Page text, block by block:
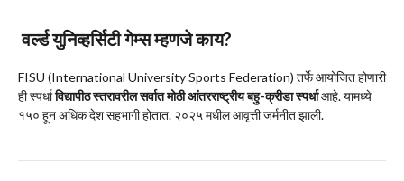
वर्ल्ड युनिव्हर्सिटी गेम्स म्हणजे काय?
FISU (International University Sports Federation) तर्फे आयोजित होणारी
ही स्पर्धाविद्यापीठ स्तरावरील सर्वात मोठी आंतरराष्ट्रीय बहु-क्रीडा स्पर्धाआहे. यामध्ये
१५० हून अधिक देश सहभागी होतात. २०२५ मधील आवृत्ती जर्मनीत झाली.